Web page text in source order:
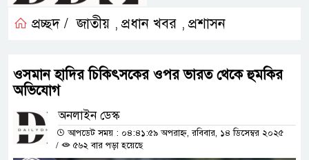
প্রচ্ছদ / জাতীয় , প্রধান খবর , প্রশাসন
ওসমান হাদির চিকিৎসকের ওপর ভারত থেকে হুমকির
অভিযোগ
অনলাইন ডেস্ক
আপডেট সময় : ০৪:৪১:৫৯ অপরাহ্ন, রবিবার, ১৪ ডিসেম্বর ২০২৫
/
৫৬২ বার পড়া হয়েছে